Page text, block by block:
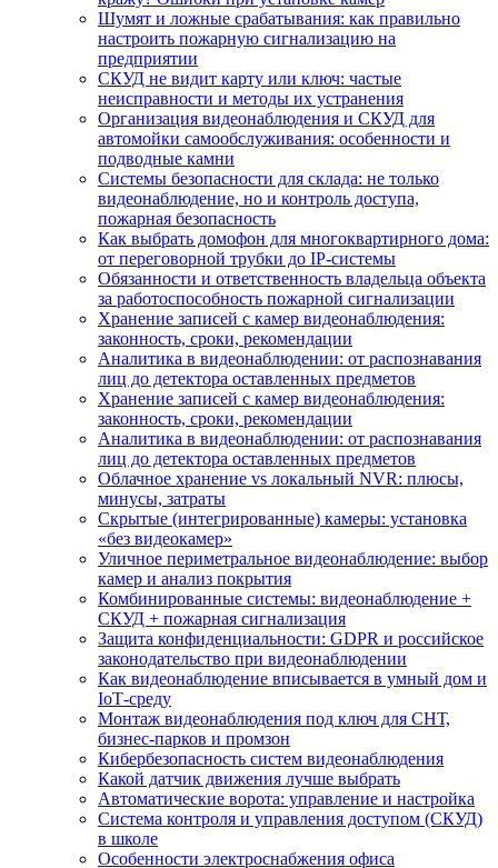
Шумят и ложные срабатывания: как правильно
настроить пожарную сигнализацию на
предприятии
СКУД не видит карту или ключ: частые
неисправности и методы их устранения
Организация видеонаблюдения и СКУД для
автомойки самообслуживания: особенности и
подводные камни
Системы безопасности для склада: не только
видеонаблюдение, но и контроль доступа,
пожарная безопасность
Как выбрать домофон для многоквартирного дома:
от переговорной трубки до IP-системы
Обязанности и ответственность владельца объекта
за работоспособность пожарной сигнализации
Хранение записей с камер видеонаблюдения:
законность, сроки, рекомендации
Аналитика в видеонаблюдении: от распознавания
лиц до детектора оставленных предметов
Хранение записей с камер видеонаблюдения:
законность, сроки, рекомендации
Аналитика в видеонаблюдении: от распознавания
лиц до детектора оставленных предметов
Облачное хранение vs локальный NVR: плюсы,
минусы, затраты
Скрытые (интегрированные) камеры: установка
«без видеокамер»
Уличное периметральное видеонаблюдение: выбор
камер и анализ покрытия
Комбинированные системы: видеонаблюдение +
СКУД + пожарная сигнализация
Защита конфиденциальности: GDPR и российское
законодательство при видеонаблюдении
Как видеонаблюдение вписывается в умный дом и
IoT‑среду
Монтаж видеонаблюдения под ключ для СНТ,
бизнес‑парков и промзон
Кибербезопасность систем видеонаблюдения
Какой датчик движения лучше выбрать
Автоматические ворота: управление и настройка
Система контроля и управления доступом (СКУД)
в школе
Особенности электроснабжения офиса